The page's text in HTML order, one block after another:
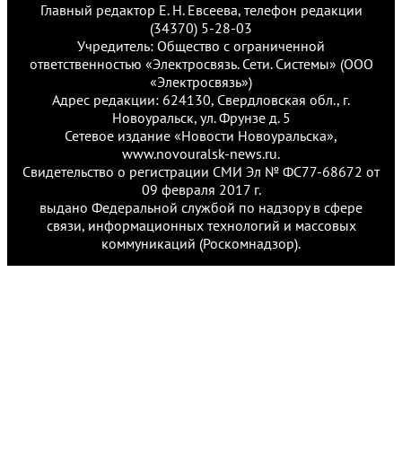
Главный редактор Е. Н. Евсеева, телефон редакции
(34370) 5-28-03
Учредитель: Общество с ограниченной
ответственностью «Электросвязь. Сети. Системы» (ООО
«Электросвязь»)
Адрес редакции: 624130, Свердловская обл., г.
Новоуральск, ул. Фрунзе д. 5
Сетевое издание «Новости Новоуральска»,
www.novouralsk-news.ru.
Свидетельство о регистрации СМИ Эл № ФС77-68672 от
09 февраля 2017 г.
выдано Федеральной службой по надзору в сфере
связи, информационных технологий и массовых
коммуникаций (Роскомнадзор).